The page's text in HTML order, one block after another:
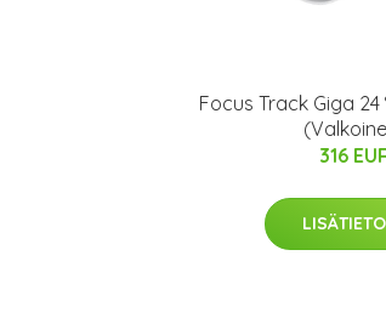
Focus Track Giga 24
316